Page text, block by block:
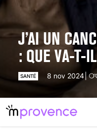
J’AI UN
: QUE VA-T-
SANTÉ 8 nov 2024